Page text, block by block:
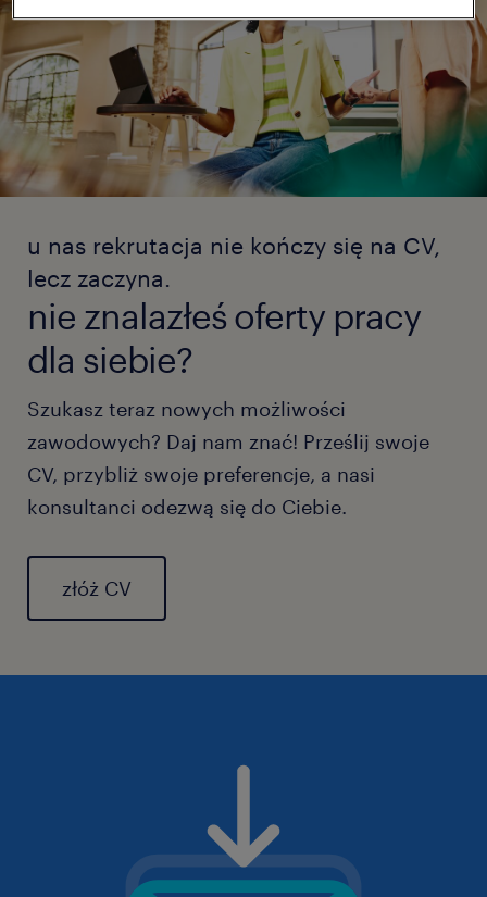
u nas rekrutacja nie kończy się na CV,
lecz zaczyna.
nie znalazłeś oferty pracy
dla siebie?
Szukasz teraz nowych możliwości
zawodowych? Daj nam znać! Prześlij swoje
CV, przybliż swoje preferencje, a nasi
konsultanci odezwą się do Ciebie.
złóż CV